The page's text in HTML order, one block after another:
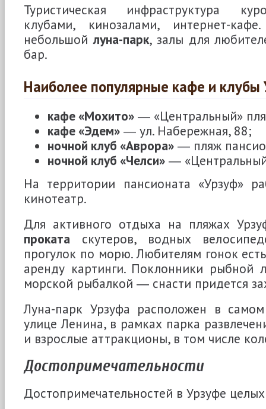
Туристическая инфраструктура
клубами, кинозалами, интернет-
небольшойлуна-парк, залы для
бар.
Наиболее популярные кафе и клубы
кафе «Мохито» ― «Центральный»
кафе «Эдем» ― ул. Набережная, 88;
ночной клуб «Аврора» ― пляж
ночной клуб «Челси» ―
На территории пансионата «Урзуф»
кинотеатр.
Для активного отдыха на пляжах
проката скутеров, водных
прогулок по морю. Любителям гонок
аренду картинги. Поклонники рыбной
морской рыбалкой ― снасти придется
Луна-парк Урзуфа расположен в
улице Ленина, в рамках парка
и взрослые аттракционы, в том числе
Достопримечательности
Достопримечательностей в Урзуфе